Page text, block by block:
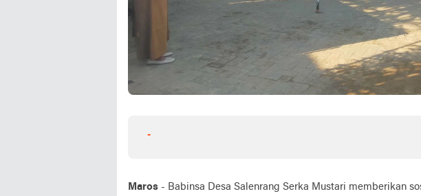
-
Maros - Babinsa Desa Salenrang Serka Mustari memberikan